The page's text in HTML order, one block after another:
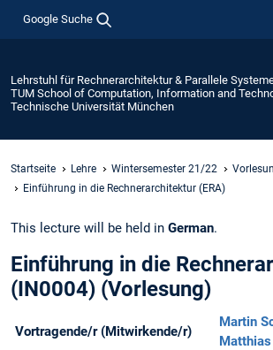
Google Suche
Lehrstuhl für Rechnerarchitektur & Parallele
TUM School of Computation, Information and
Technische Universität München
Startseite Lehre Wintersemester 21/22
Einführung in die Rechnerarchitektur (ERA)
This lecture will be held in German.
Einführung in die
(IN0004) (Vorlesung)
Vortragende/r (Mitwirkende/r)
Martin